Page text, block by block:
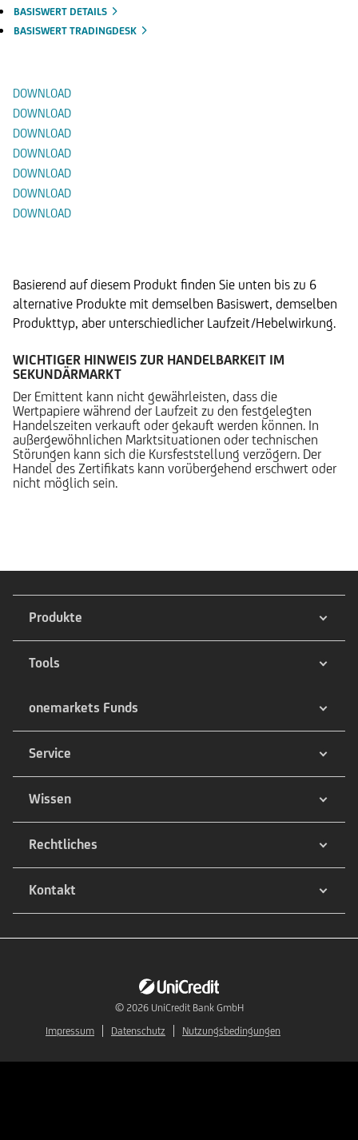
BASISWERT DETAILS
BASISWERT TRADINGDESK
DOWNLOAD
DOWNLOAD
DOWNLOAD
DOWNLOAD
DOWNLOAD
DOWNLOAD
DOWNLOAD
Basierend auf diesem Produkt finden Sie unten bis zu 6
alternative Produkte mit demselben Basiswert, demselben
Produkttyp, aber unterschiedlicher Laufzeit/Hebelwirkung.
WICHTIGER HINWEIS ZUR HANDELBARKEIT IM
SEKUNDÄRMARKT
Der Emittent kann nicht gewährleisten, dass die
Wertpapiere während der Laufzeit zu den festgelegten
Handelszeiten verkauft oder gekauft werden können. In
außergewöhnlichen Marktsituationen oder technischen
Störungen kann sich die Kursfeststellung verzögern. Der
Handel des Zertifikats kann vorübergehend erschwert oder
nicht möglich sein.
Produkte
Tools
onemarkets Funds
Service
Wissen
Rechtliches
Kontakt
© 2026 UniCredit Bank GmbH
Impressum
Datenschutz Nutzungsbedingungen